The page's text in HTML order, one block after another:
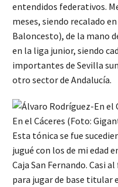
entendidos federativos.
meses, siendo recalado
Baloncesto), de la mano
en la liga junior, siendo
importantes de Sevilla
otro sector de Andalucía.
En el Cáceres (Foto:
Esta tónica se fue
jugué con los de mi edad
Caja San Fernando. Casi
para jugar de base titular